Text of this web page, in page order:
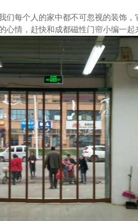
们每个人的家中都不可忽视的装饰
心情，赶快和成都磁性门帘小编一起